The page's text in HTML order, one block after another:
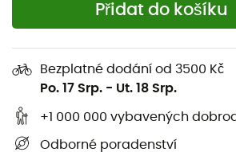
Přidat do košíku
Bezplatné dodání od 3500 Kč
Po. 17 Srp. - Ut. 18 Srp.
+1 000 000 vybavených
Odborné poradenství